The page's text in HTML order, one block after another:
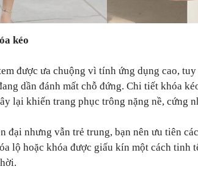
kéo
được ưa chuộng vì tính ứng dụng cao,
dần đánh mất chỗ đứng. Chi tiết khóa
lại khiến trang phục trông nặng nề, cứng
đại nhưng vẫn trẻ trung, bạn nên ưu tiên
lộ hoặc khóa được giấu kín một cách tinh